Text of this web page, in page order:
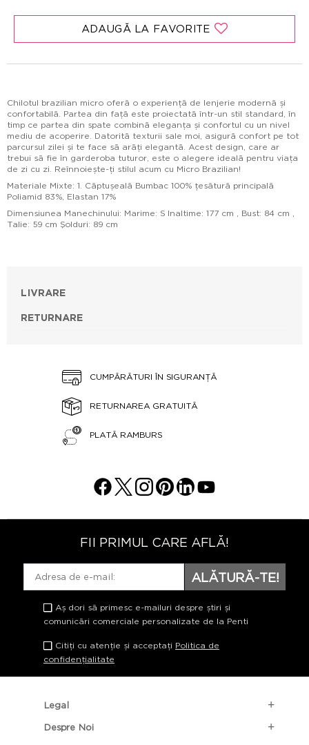
ADAUGĂ LA FAVORITE
Chilotul brazilian micro oferă o experiență de lenjerie modernă și
confortabilă. Partea din față este proiectată într-un stil standard, în
timp ce partea din spate combină eleganța și confortul cu un nivel
mediu de acoperire. Datorită texturii sale moi, asigură confort pe tot
parcursul zilei și te face să arăți elegantă. Acest design, care ar
trebui să fie în garderoba tuturor, este o alegere ideală pentru viața
de zi cu zi. Reînnoiește-ți stilul acum cu Micro Brazilian!
Materiale Mixte: 1. Căptușeală Bumbac 100% țesătură principală
Poliamid 83%, Elastan 17%
Dimensiunea Manechinului: Marime: S Inaltime: 177 cm , Bust: 84 cm ,
Talie: 59 cm Şolduri: 89 cm
LIVRARE
RETURNARE
CUMPĂRĂTURI ÎN SIGURANȚĂ
RETURNAREA GRATUITĂ
PLATĂ RAMBURS
FII PRIMUL CARE AFLĂ!
ALĂTURĂ-TE!
Aș dori să primesc e-mailuri despre știri și
comunicări comerciale personalizate de la Penti
Citiți cu atenție și acceptați Politica de
confidențialitate
Legal
Despre Noi